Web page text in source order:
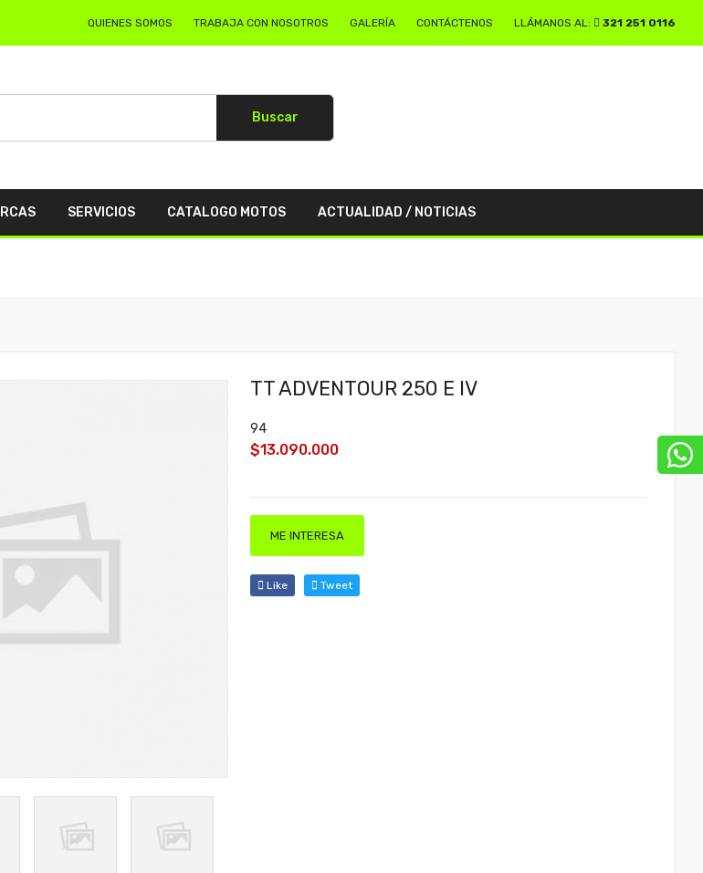
QUIENES SOMOS TRABAJA CON NOSOTROS GALERÍA CONTÁCTENOS LLÁMANOS AL: 321 251 0116
Buscar
SERVICIOS CATALOGO MOTOS ACTUALIDAD / NOTICIAS
TT ADVENTOUR 250 E IV
94
$13.090.000
ME INTERESA
Like Tweet